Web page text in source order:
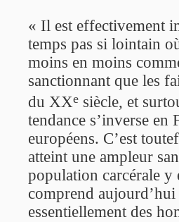
« Il est effectivement
temps pas si lointain
moins en moins
sanctionnant que les
du XXe siècle, et
tendance s’inverse en
européens. C’est
atteint une ampleur
population carcérale y
comprend
essentiellement des